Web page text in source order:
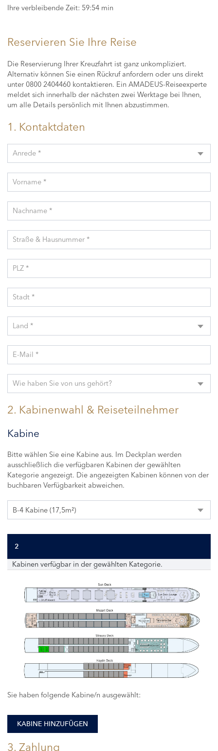
Ihre verbleibende Zeit: 59:53 min
Reservieren Sie Ihre Reise
Die Reservierung Ihrer Kreuzfahrt ist ganz unkompliziert.
Alternativ können Sie einen Rückruf anfordern oder uns direkt
unter 0800 2404460 kontaktieren. Ein AMADEUS-Reiseexperte
meldet sich innerhalb der nächsten zwei Werktage bei Ihnen,
um alle Details persönlich mit Ihnen abzustimmen.
1. Kontaktdaten
Anrede *
Vorname *
Nachname *
Straße & Hausnummer *
PLZ *
Stadt *
Land *
E-Mail *
Wie haben Sie von uns gehört?
2. Kabinenwahl & Reiseteilnehmer
Kabine
Bitte wählen Sie eine Kabine aus. Im Deckplan werden
ausschließlich die verfügbaren Kabinen der gewählten
Kategorie angezeigt. Die angezeigten Kabinen können von der
buchbaren Verfügbarkeit abweichen.
B-4 Kabine (17,5m²)
2
Kabinen verfügbar in der gewählten Kategorie.
235
237
Sie haben folgende Kabine/n ausgewählt:
KABINE HINZUFÜGEN
3. Zahlung